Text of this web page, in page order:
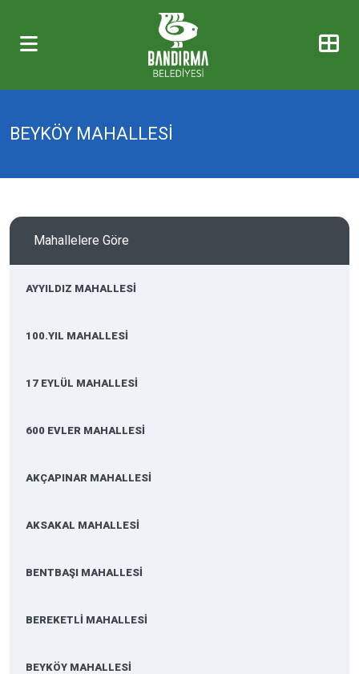
BEYKÖY MAHALLESİ
Mahallelere Göre
AYYILDIZ MAHALLESİ
100.YIL MAHALLESİ
17 EYLÜL MAHALLESİ
600 EVLER MAHALLESİ
AKÇAPINAR MAHALLESİ
AKSAKAL MAHALLESİ
BENTBAŞI MAHALLESİ
BEREKETLİ MAHALLESİ
BEYKÖY MAHALLESİ